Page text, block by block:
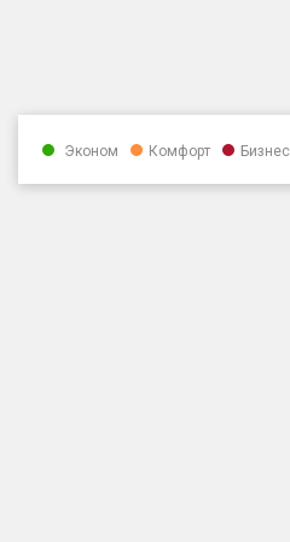
Эконом Комфорт Бизнес